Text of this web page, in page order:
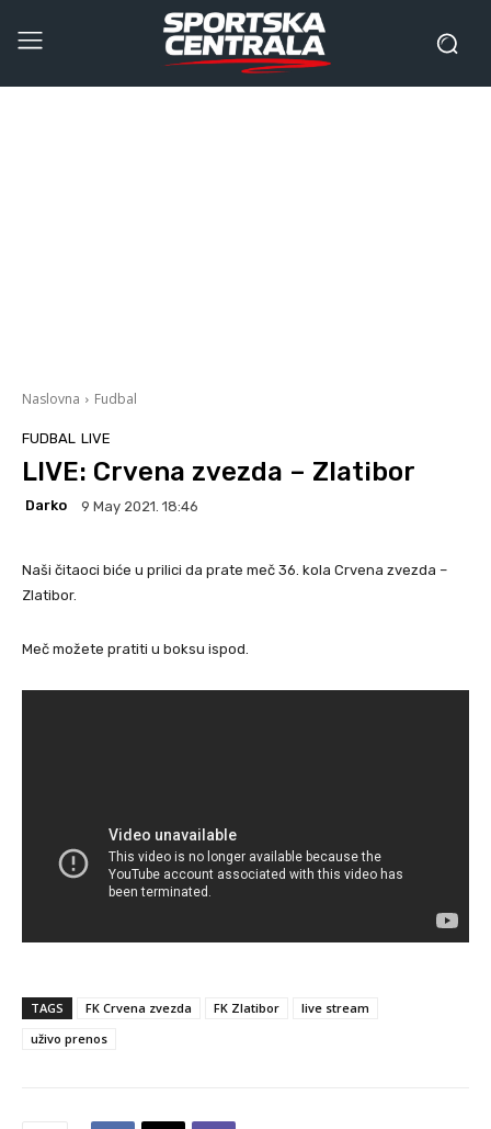
Naslovna Fudbal
FUDBAL LIVE
LIVE: Crvena zvezda – Zlatibor
Darko 9 May 2021. 18:46
Naši čitaoci biće u prilici da prate meč 36. kola Crvena zvezda –
Zlatibor.
Meč možete pratiti u boksu ispod.
TAGS FK Crvena zvezda FK Zlatibor
live stream
uživo prenos